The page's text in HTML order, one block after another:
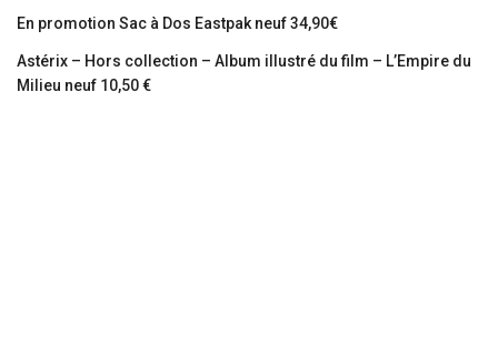
En promotion Sac à Dos Eastpak neuf 34,90€
Astérix – Hors collection – Album illustré du film – L’Empire du
Milieu neuf 10,50 €